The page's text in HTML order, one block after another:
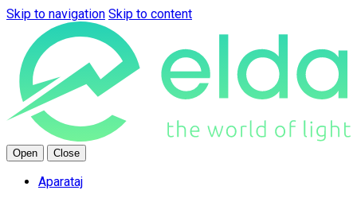
Skip to navigation Skip to content
Open Close
Aparataj